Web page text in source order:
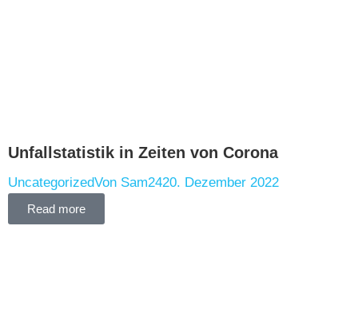
Unfallstatistik in Zeiten von Corona
UncategorizedVon Sam2420. Dezember 2022
Read more